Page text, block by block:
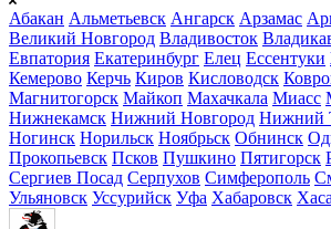
Абакан Альметьевск Ангарск Арзамас
Великий Новгород Владивосток
Евпатория Екатеринбург Елец Ессентуки
Кемерово Керчь Киров Кисловодск
Магнитогорск Майкоп Махачкала Миасс
Нижнекамск Нижний Новгород Нижний
Ногинск Норильск Ноябрьск Обнинск
Прокопьевск Псков Пушкино Пятигорск
Сергиев Посад Серпухов Симферополь
Ульяновск Уссурийск Уфа Хабаровск